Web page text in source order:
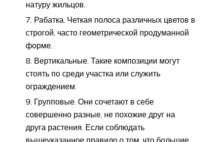
натуру жильцов.
Рабатка. Четкая полоса различных цветов в
строгой, часто геометрической продуманной
форме.
Вертикальные. Такие композиции могут
стоять по среди участка или служить
ограждением.
Групповые. Они сочетают в себе
совершенно разные, не похожие друг на
друга растения. Если соблюдать
вышеуказанное правило о том, что большие